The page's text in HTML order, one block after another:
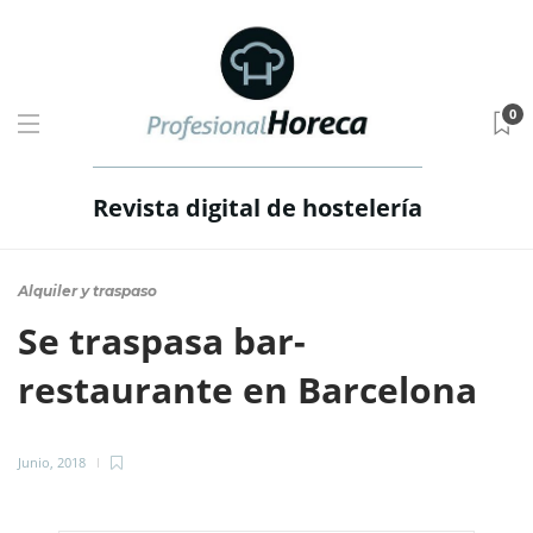
Revista digital de hostelería
0
Alquiler y traspaso
Se traspasa bar-
restaurante en Barcelona
Junio, 2018